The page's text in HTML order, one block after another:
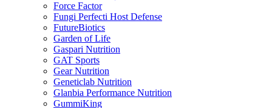
Force Factor
Fungi Perfecti Host Defense
FutureBiotics
Garden of Life
Gaspari Nutrition
GAT Sports
Gear Nutrition
Geneticlab Nutrition
Glanbia Performance Nutrition
GummiKing